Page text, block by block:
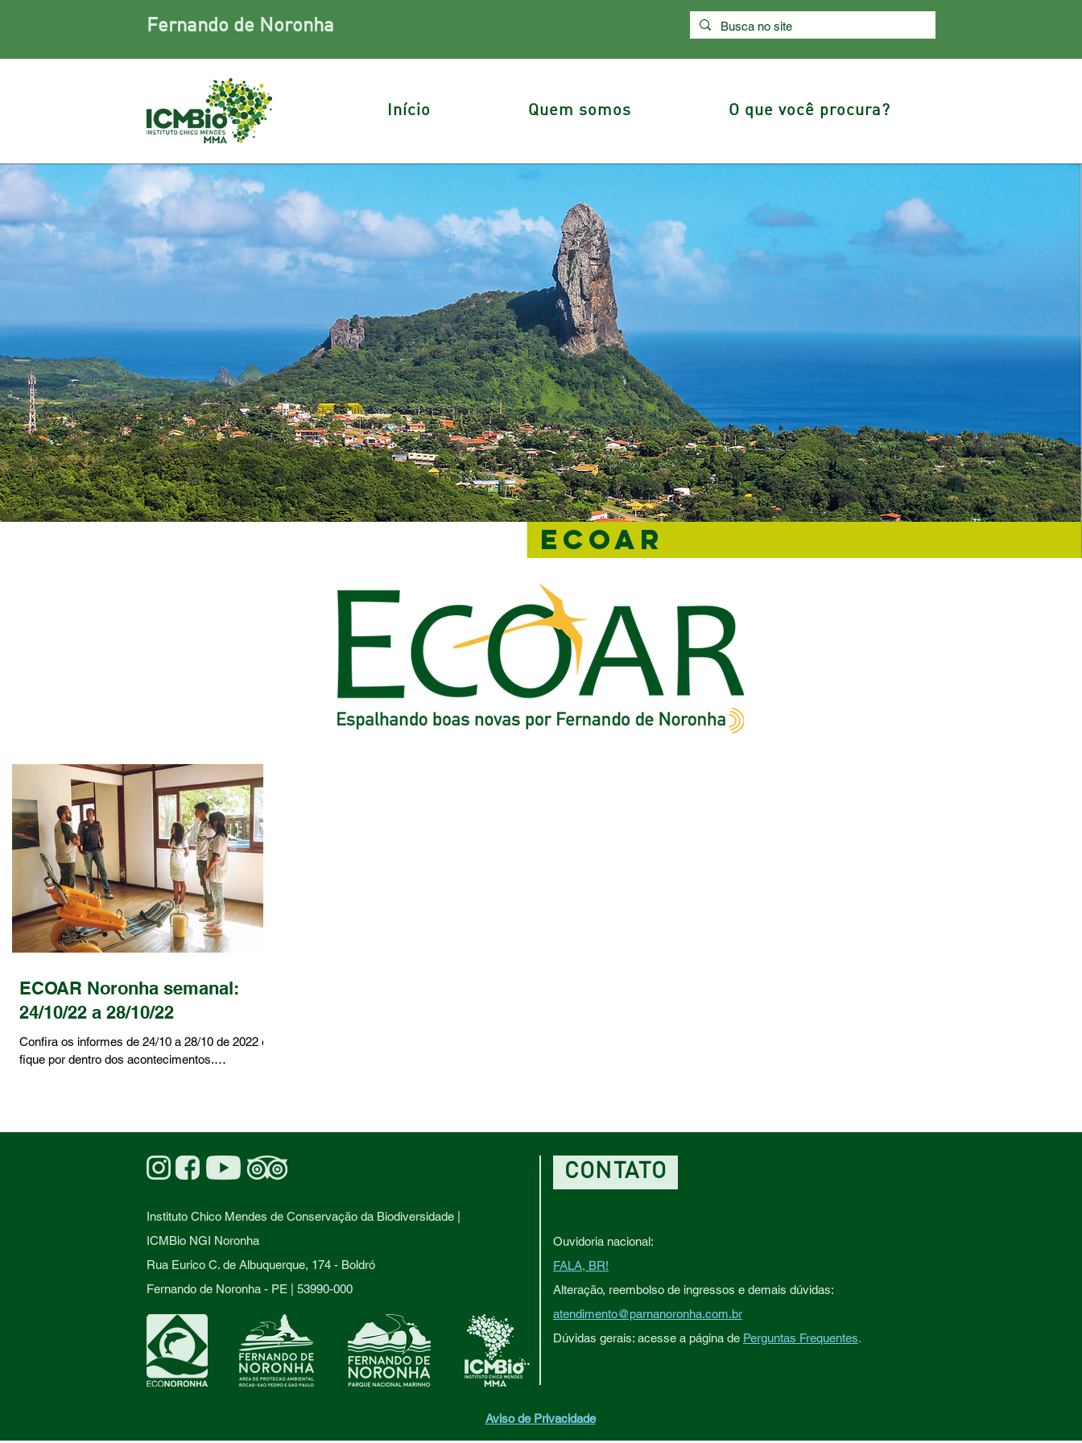
Fernando de Noronha
Início Quem somos O que você procura?
ECOAR
ECOAR Noronha semanal:
24/10/22 a 28/10/22
Confira os informes de 24/10 a 28/10 de 2022 e
fique por dentro dos acontecimentos.
Instituto Chico Mendes de Conservação da Biodiversidade |
ICMBio NGI Noronha
Rua Eurico C. de Albuquerque, 174 - Boldró
Fernando de Noronha - PE | 53990-000
CONTATO
Ouvidoria nacional:
FALA, BR!
Alteração, reembolso de ingressos e demais dúvidas:
atendimento@parnanoronha.com.br
Dúvidas gerais: acesse a página de Perguntas Frequentes.
Aviso de Privacidade